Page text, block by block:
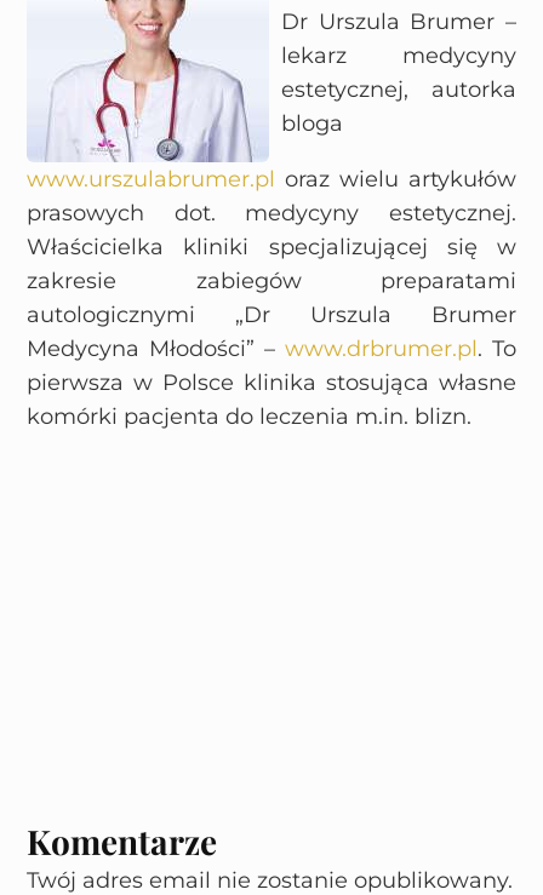
Dr Urszula Brumer –
lekarz medycyny
estetycznej, autorka
bloga
www.urszulabrumer.pl oraz wielu artykułów
prasowych dot. medycyny estetycznej.
Właścicielka kliniki specjalizującej się w
zakresie zabiegów preparatami
autologicznymi „Dr Urszula Brumer
Medycyna Młodości” – www.drbrumer.pl. To
pierwsza w Polsce klinika stosująca własne
komórki pacjenta do leczenia m.in. blizn.
Komentarze
Twój adres email nie zostanie opublikowany.